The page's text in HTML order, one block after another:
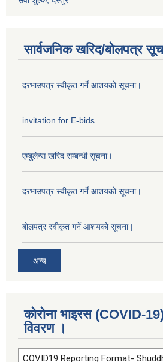
सार्वजनिक खरिद/बोलपत्र
दरभाउपत्र स्वीकृत गर्ने आशयको सूचना।
invitation for E-bids
एम्बुलेन्स खरिद सम्बन्धी सूचना।
दरभाउपत्र स्वीकृत गर्ने आशयको सूचना।
बोलपत्र स्वीकृत गर्ने आशयको सूचना |
अन्य
कोरोना भाइरस (COVID-
विवरण ।